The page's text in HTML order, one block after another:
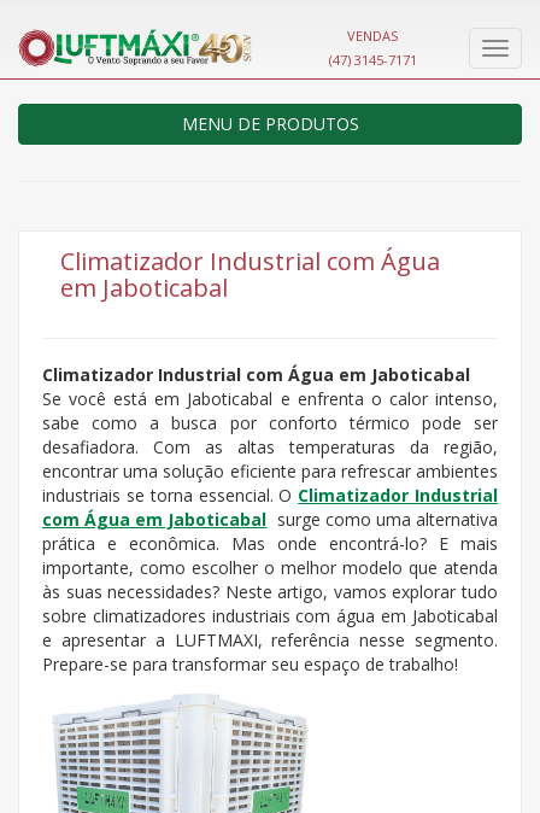
VENDAS
(47) 3145-7171
MENU DE PRODUTOS
Climatizador Industrial com Água
em Jaboticabal
Climatizador Industrial com Água em Jaboticabal
Se você está em Jaboticabal e enfrenta o calor intenso,
sabe como a busca por conforto térmico pode ser
desafiadora. Com as altas temperaturas da região,
encontrar uma solução eficiente para refrescar ambientes
industriais se torna essencial. O Climatizador Industrial
com Água em Jaboticabal surge como uma alternativa
prática e econômica. Mas onde encontrá-lo? E mais
importante, como escolher o melhor modelo que atenda
às suas necessidades? Neste artigo, vamos explorar tudo
sobre climatizadores industriais com água em Jaboticabal
e apresentar a LUFTMAXI, referência nesse segmento.
Prepare-se para transformar seu espaço de trabalho!